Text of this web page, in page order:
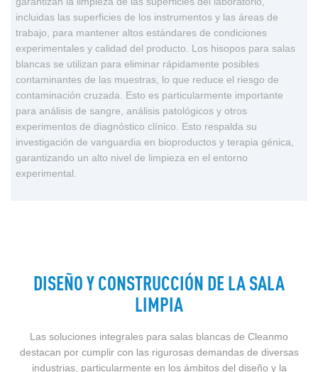
incluidas las superficies de los instrumentos y las áreas de
trabajo, para mantener altos estándares de condiciones
experimentales y calidad del producto. Los hisopos para salas
blancas se utilizan para eliminar rápidamente posibles
contaminantes de las muestras, lo que reduce el riesgo de
contaminación cruzada. Esto es particularmente importante
para análisis de sangre, análisis patológicos y otros
experimentos de diagnóstico clínico. Esto respalda su
investigación de vanguardia en bioproductos y terapia génica,
garantizando un alto nivel de limpieza en el entorno
experimental.
DISEÑO Y CONSTRUCCIÓN DE LA SALA
LIMPIA
Las soluciones integrales para salas blancas de Cleanmo
destacan por cumplir con las rigurosas demandas de diversas
industrias, particularmente en los ámbitos del diseño y la